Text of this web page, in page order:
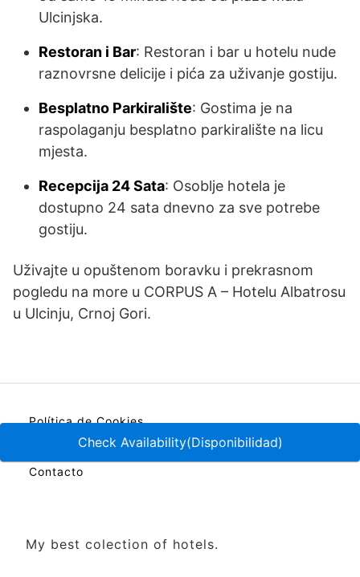
Ulcinjska.
Restoran i Bar: Restoran i bar u hotelu nude
raznovrsne delicije i pića za uživanje gostiju.
Besplatno Parkiralište: Gostima je na
raspolaganju besplatno parkiralište na licu
mjesta.
Recepcija 24 Sata: Osoblje hotela je
dostupno 24 sata dnevno za sve potrebe
gostiju.
Uživajte u opuštenom boravku i prekrasnom
pogledu na more u CORPUS A – Hotelu Albatrosu
u Ulcinju, Crnoj Gori.
Política de Cookies
Política de Privacidad
Contacto
My best colection of hotels.
Check Availability(Disponibilidad)